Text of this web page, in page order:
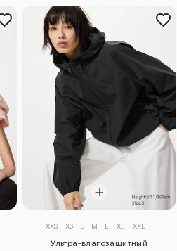
XXS XS S M L XL XXL
Ультра-влагозащитный